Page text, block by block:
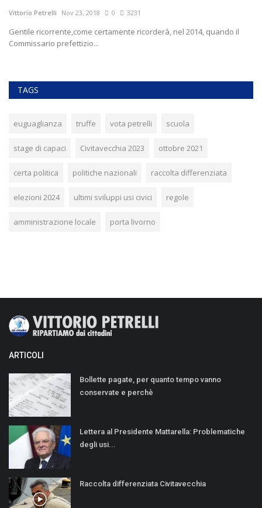
Vittorio Petrelli Nov 23, 2018 0 3231
Gentile ricorrente,come certamente ricorderà, nel 2014, quando il
Commissario prefettizio...
TAGS
euguaglianza truffe vota petrelli scuola
stage di capaci Civitavecchia 2023 ottobre 2021
certa politica politiche nazionali raccolta differenziata
elezioni 2024 ultimi sviluppi usi civici regole
amministrazione locale porta livorno
ARTICOLI
Bollette pagate, per quanto tempo vanno
conservate e perchè
Lettera al Presidente Mattarella: Problematiche
degli usi...
Raccolta differenziata Civitavecchia